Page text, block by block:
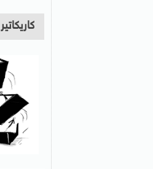
كاريكاتير